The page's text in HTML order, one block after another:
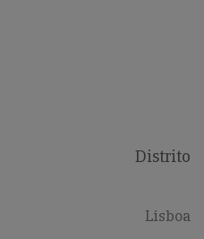
Distrito
Lisboa